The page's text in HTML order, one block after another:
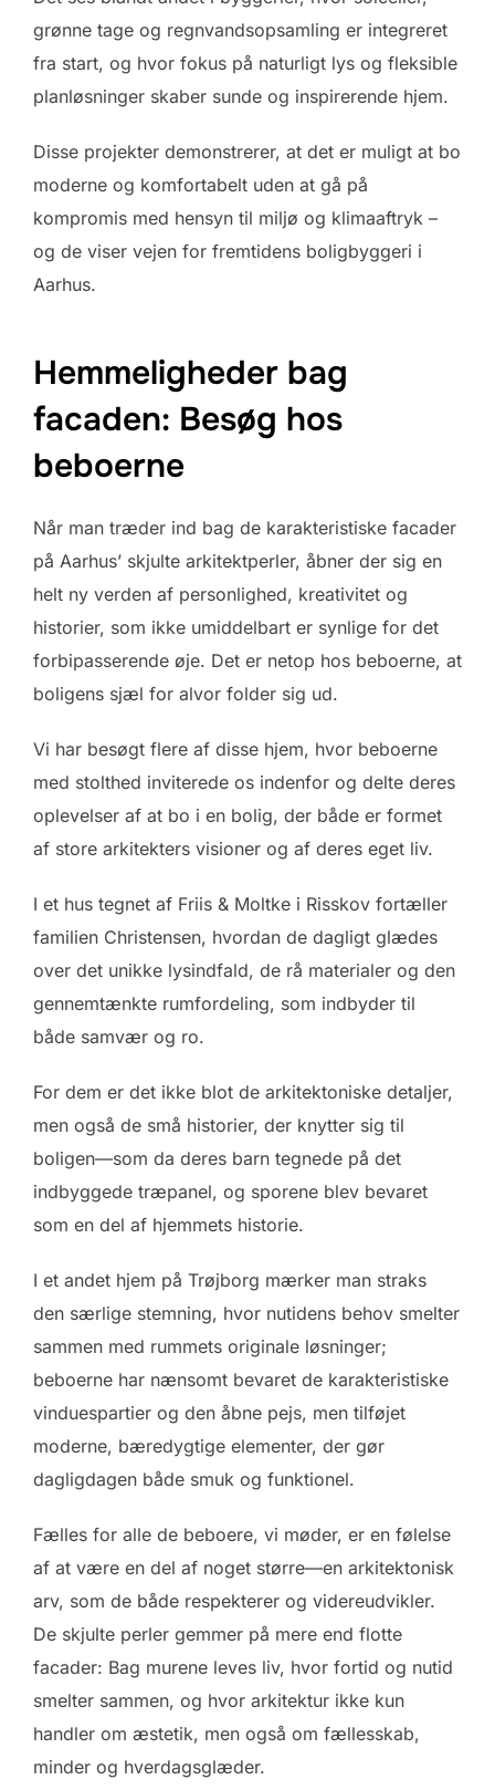
grønne tage og regnvandsopsamling er integreret
fra start, og hvor fokus på naturligt lys og fleksible
planløsninger skaber sunde og inspirerende hjem.
Disse projekter demonstrerer, at det er muligt at bo
moderne og komfortabelt uden at gå på
kompromis med hensyn til miljø og klimaaftryk –
og de viser vejen for fremtidens boligbyggeri i
Aarhus.
Hemmeligheder bag
facaden: Besøg hos
beboerne
Når man træder ind bag de karakteristiske facader
på Aarhus’ skjulte arkitektperler, åbner der sig en
helt ny verden af personlighed, kreativitet og
historier, som ikke umiddelbart er synlige for det
forbipasserende øje. Det er netop hos beboerne, at
boligens sjæl for alvor folder sig ud.
Vi har besøgt flere af disse hjem, hvor beboerne
med stolthed inviterede os indenfor og delte deres
oplevelser af at bo i en bolig, der både er formet
af store arkitekters visioner og af deres eget liv.
I et hus tegnet af Friis & Moltke i Risskov fortæller
familien Christensen, hvordan de dagligt glædes
over det unikke lysindfald, de rå materialer og den
gennemtænkte rumfordeling, som indbyder til
både samvær og ro.
For dem er det ikke blot de arkitektoniske detaljer,
men også de små historier, der knytter sig til
boligen—som da deres barn tegnede på det
indbyggede træpanel, og sporene blev bevaret
som en del af hjemmets historie.
I et andet hjem på Trøjborg mærker man straks
den særlige stemning, hvor nutidens behov smelter
sammen med rummets originale løsninger;
beboerne har nænsomt bevaret de karakteristiske
vinduespartier og den åbne pejs, men tilføjet
moderne, bæredygtige elementer, der gør
dagligdagen både smuk og funktionel.
Fælles for alle de beboere, vi møder, er en følelse
af at være en del af noget større—en arkitektonisk
arv, som de både respekterer og videreudvikler.
De skjulte perler gemmer på mere end flotte
facader: Bag murene leves liv, hvor fortid og nutid
smelter sammen, og hvor arkitektur ikke kun
handler om æstetik, men også om fællesskab,
minder og hverdagsglæder.